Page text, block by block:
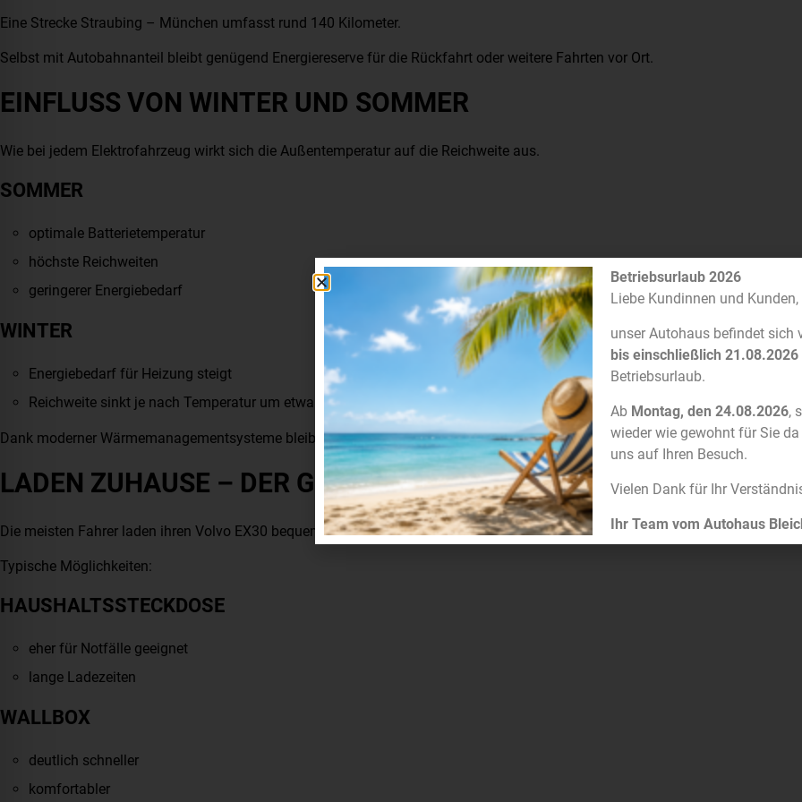
Eine Strecke Straubing – München umfasst rund 140 Kilometer.
Selbst mit Autobahnanteil bleibt genügend Energiereserve für die Rückfahrt oder weitere Fahrten vor Ort.
EINFLUSS VON WINTER UND SOMMER
Wie bei jedem Elektrofahrzeug wirkt sich die Außentemperatur auf die Reichweite aus.
SOMMER
optimale Batterietemperatur
höchste Reichweiten
geringerer Energiebedarf
WINTER
Energiebedarf für Heizung steigt
Reichweite sinkt je nach Temperatur um etwa 10–25 %
Dank moderner Wärmemanagementsysteme bleibt der Volvo EX30 jedoch auch bei kalten Temperaturen alltagstauglich.
LADEN ZUHAUSE – DER GRÖSSTE KOMFORTGEWINN
Die meisten Fahrer laden ihren Volvo EX30 bequem zuhause.
Typische Möglichkeiten:
HAUSHALTSSTECKDOSE
eher für Notfälle geeignet
lange Ladezeiten
WALLBOX
deutlich schneller
komfortabler
Betriebsurlaub 2026
Liebe Kundinnen und Kunden,
unser Autohaus befindet sich
bis einschließlich 21.08.2026
Betriebsurlaub.
Ab Montag, den 24.08.2026,
wieder wie gewohnt für Sie
uns auf Ihren Besuch.
Vielen Dank für Ihr
Ihr Team vom Autohaus